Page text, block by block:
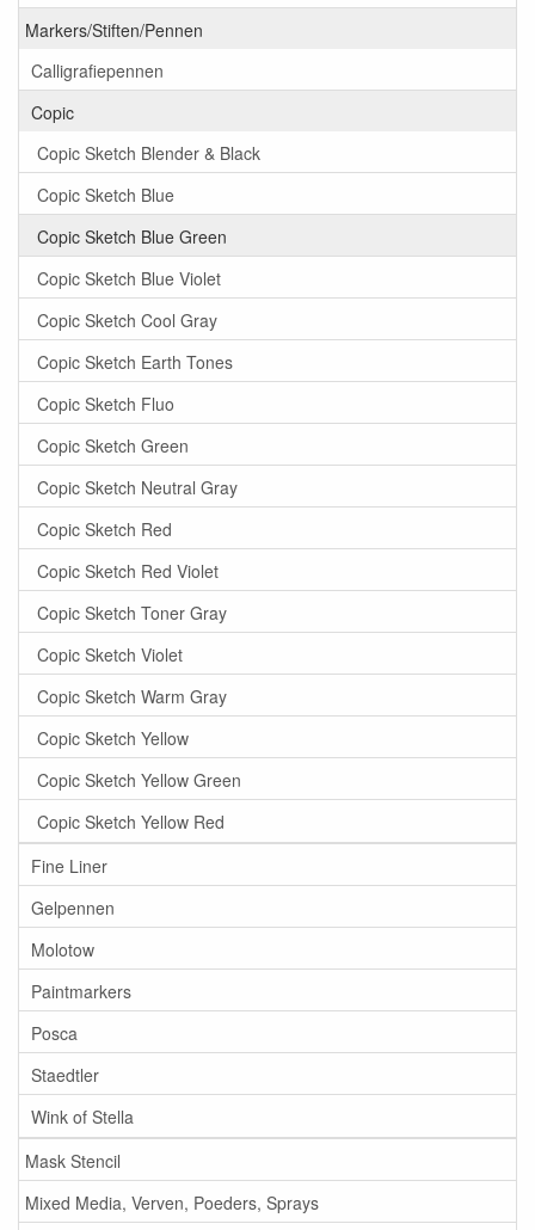
Markers/Stiften/Pennen
Calligrafiepennen
Copic
Copic Sketch Blender & Black
Copic Sketch Blue
Copic Sketch Blue Green
Copic Sketch Blue Violet
Copic Sketch Cool Gray
Copic Sketch Earth Tones
Copic Sketch Fluo
Copic Sketch Green
Copic Sketch Neutral Gray
Copic Sketch Red
Copic Sketch Red Violet
Copic Sketch Toner Gray
Copic Sketch Violet
Copic Sketch Warm Gray
Copic Sketch Yellow
Copic Sketch Yellow Green
Copic Sketch Yellow Red
Fine Liner
Gelpennen
Molotow
Paintmarkers
Posca
Staedtler
Wink of Stella
Mask Stencil
Mixed Media, Verven, Poeders, Sprays